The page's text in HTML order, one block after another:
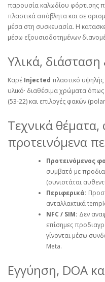
παρουσία καλωδίου φόρτισης
πλαστικά απόβλητα και σε
μέσα στη συσκευασία. Η
μέσω εξουσιοδοτημένων
Υλικά,
Καρέ Injected πλαστικό
υλικό· διαθέσιμα χρώματα όπως
(53‑22) και επιλογές φακών
Τεχνικά θέματα,
προτεινόμενα
Προτεινόμενος
συμβατό με
(συνιστάται
Περιφερικά:
ανταλλακτικά
NFC / SIM: Δεν
επίσημες
γίνονται μέσω
Meta.
Εγγύηση, DOA